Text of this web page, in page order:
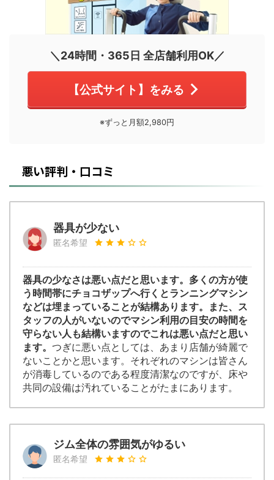
＼24時間・365日 全店舗利用OK／
【公式サイト】をみる
※ずっと月額2,980円
悪い評判・口コミ
器具が少ない
匿名希望
器具の少なさは悪い点だと思います。多くの方が使
う時間帯にチョコザップへ行くとランニングマシン
などは埋まっていることが結構あります。また、ス
タッフの人がいないのでマシン利用の目安の時間を
守らない人も結構いますのでこれは悪い点だと思い
ます。 つぎに悪い点としては、あまり店舗が綺麗で
ないことかと思います。それぞれのマシンは皆さん
が消毒しているのである程度清潔なのですが、床や
共同の設備は汚れていることがたまにあります。
ジム全体の雰囲気がゆるい
匿名希望